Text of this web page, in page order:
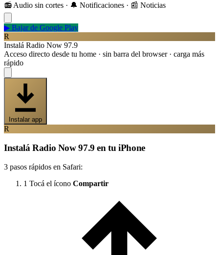
📻 Audio sin cortes · 🔔 Notificaciones · 📰 Noticias
▶ Bajar de Google Play
R
Instalá Radio Now 97.9
Acceso directo desde tu home · sin barra del browser · carga más
rápido
Instalar app
R
Instalá Radio Now 97.9 en tu iPhone
3 pasos rápidos en Safari:
1 Tocá el ícono Compartir